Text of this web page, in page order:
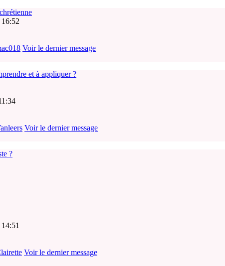
Voir le dernier message
et à appliquer ?
Voir le dernier message
?
Voir le dernier message